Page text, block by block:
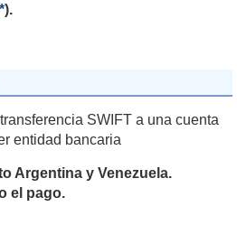
*).
SWIFT a una cuenta
entidad bancaria
Argentina y Venezuela.
el pago.